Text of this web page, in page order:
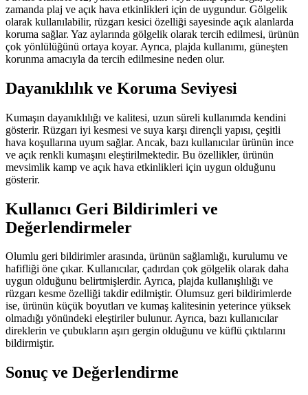
zamanda plaj ve açık hava etkinlikleri için de uygundur. Gölgelik
olarak kullanılabilir, rüzgarı kesici özelliği sayesinde açık alanlarda
koruma sağlar. Yaz aylarında gölgelik olarak tercih edilmesi, ürünün
çok yönlülüğünü ortaya koyar. Ayrıca, plajda kullanımı, güneşten
korunma amacıyla da tercih edilmesine neden olur.
Dayanıklılık ve Koruma Seviyesi
Kumaşın dayanıklılığı ve kalitesi, uzun süreli kullanımda kendini
gösterir. Rüzgarı iyi kesmesi ve suya karşı dirençli yapısı, çeşitli
hava koşullarına uyum sağlar. Ancak, bazı kullanıcılar ürünün ince
ve açık renkli kumaşını eleştirilmektedir. Bu özellikler, ürünün
mevsimlik kamp ve açık hava etkinlikleri için uygun olduğunu
gösterir.
Kullanıcı Geri Bildirimleri ve
Değerlendirmeler
Olumlu geri bildirimler arasında, ürünün sağlamlığı, kurulumu ve
hafifliği öne çıkar. Kullanıcılar, çadırdan çok gölgelik olarak daha
uygun olduğunu belirtmişlerdir. Ayrıca, plajda kullanışlılığı ve
rüzgarı kesme özelliği takdir edilmiştir. Olumsuz geri bildirimlerde
ise, ürünün küçük boyutları ve kumaş kalitesinin yeterince yüksek
olmadığı yönündeki eleştiriler bulunur. Ayrıca, bazı kullanıcılar
direklerin ve çubukların aşırı gergin olduğunu ve küflü çıktılarını
bildirmiştir.
Sonuç ve Değerlendirme